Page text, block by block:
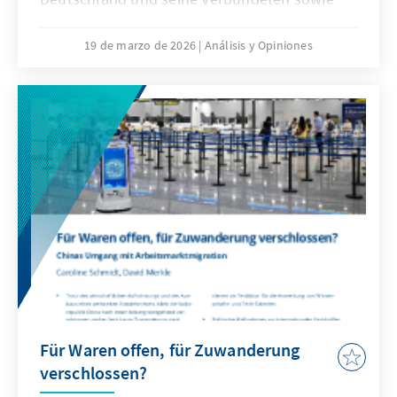
stellen die Bundeswehr vor neue
aber nicht nur Treiber bei diesen
Entwicklungen, sondern zugleich eine
Antwort. Dafür bedarf es einer KI-Strategie,
die wesentliche Herausforderungen gezielt
adressiert und die Möglichkeiten von KI nach
ethischen Richtlinien aktiv nutzt, um effizient
abschrecken zu können.
19 de marzo de 2026 Análisis y Opiniones
Für Waren offen, für Zuwanderung
verschlossen?